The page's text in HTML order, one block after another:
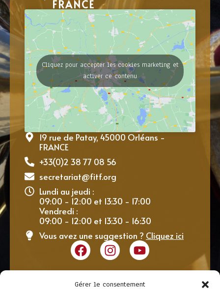
Gérer le consentement
FRANCE
Cliquez pour accepter les cookies marketing et
activer ce contenu
19 rue de Patay, 45000 Orléans -
FRANCE
+33(0)2 38 77 08 56
secretariat@fitf.org
Lundi au jeudi :
09:00 - 12:00 et 13:30 - 17:00
Vendredi :
09:00 - 12:00 et 13:30 - 16:30
Vous avez une suggestion ? Cliquez ici